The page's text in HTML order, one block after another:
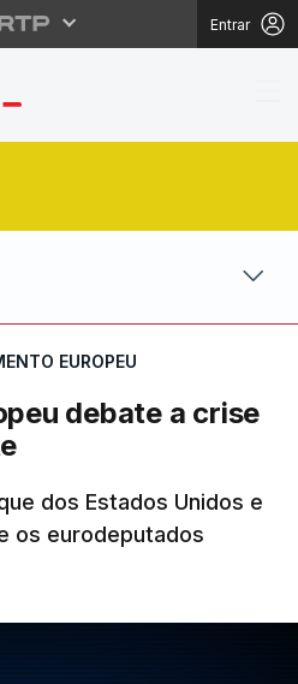
Entrar
Europeu
EUROPEU
debate a crise
dos Estados Unidos e
os eurodeputados